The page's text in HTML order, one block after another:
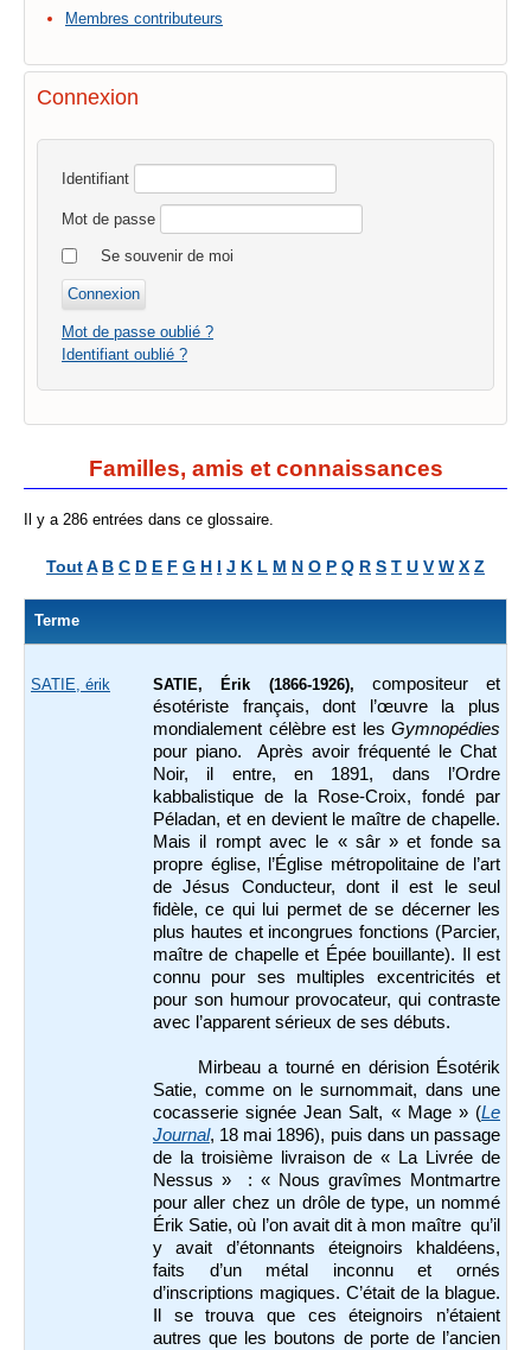
Membres contributeurs
Connexion
Identifiant
Mot de passe
Se souvenir de moi
Mot de passe oublié ?
Identifiant oublié ?
Familles, amis et connaissances
Il y a 286 entrées dans ce glossaire.
ToutA B C D E F G H I J K L M N O P Q R S T U V W X Z
Terme
SATIE, érik SATIE, Érik (1866-1926),
compositeur et
ésotériste français, dont l’œuvre la plus
mondialement célèbre est les Gymnopédies
pour piano. Après avoir fréquenté le Chat
Noir, il entre, en 1891, dans l’Ordre
kabbalistique de la Rose-Croix, fondé par
Péladan, et en devient le maître de chapelle.
Mais il rompt avec le « sâr » et fonde sa
propre église, l’Église métropolitaine de l’art
de Jésus Conducteur, dont il est le seul
fidèle, ce qui lui permet de se décerner les
plus hautes et incongrues fonctions (Parcier,
maître de chapelle et Épée bouillante). Il est
connu pour ses multiples excentricités et
pour son humour provocateur, qui contraste
avec l’apparent sérieux de ses débuts.
Mirbeau a tourné en dérision Ésotérik
Satie, comme on le surnommait, dans une
cocasserie signée Jean Salt, « Mage » (Le
Journal, 18 mai 1896), puis dans un passage
de la troisième livraison de « La Livrée de
Nessus » : « Nous gravîmes Montmartre
pour aller chez un drôle de type, un nommé
Érik Satie, où l’on avait dit à mon maître qu’il
y avait d’étonnants éteignoirs khaldéens,
faits d’un métal inconnu et ornés
d’inscriptions magiques. C’était de la blague.
Il se trouva que ces éteignoirs n’étaient
autres que les boutons de porte de l’ancien